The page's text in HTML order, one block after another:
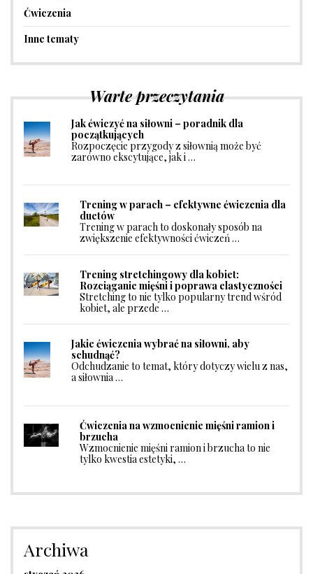
Ćwiczenia
Inne tematy
Warte przeczytania
Jak ćwiczyć na siłowni – poradnik dla
początkujących
Rozpoczęcie przygody z siłownią może być
zarówno ekscytujące, jak i …
Trening w parach – efektywne ćwiczenia dla
duetów
Trening w parach to doskonały sposób na
zwiększenie efektywności ćwiczeń …
Trening stretchingowy dla kobiet:
Rozciąganie mięśni i poprawa elastyczności
Stretching to nie tylko popularny trend wśród
kobiet, ale przede …
Jakie ćwiczenia wybrać na siłowni, aby
schudnąć?
Odchudzanie to temat, który dotyczy wielu z nas,
a siłownia …
Ćwiczenia na wzmocnienie mięśni ramion i
brzucha
Wzmocnienie mięśni ramion i brzucha to nie
tylko kwestia estetyki, …
Archiwa